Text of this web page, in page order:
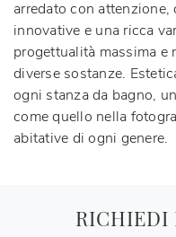
arredato con
innovative e una ricca
progettualità massima e
diverse sostanze.
ogni stanza da bagno,
come quello nella
abitative di ogni genere.
RICHIEDI